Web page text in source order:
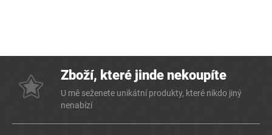
Zboží, které jinde nekoupíte
U mě seženete unikátní produkty, které nikdo jiný
nenabízí